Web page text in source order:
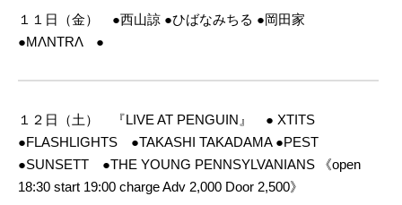
１１日（金） ●西山諒 ●ひばなみちる ●岡田家
●MΛNTRΛ ●
１２日（土） 『LIVE AT PENGUIN』 ● XTITS
●FLASHLIGHTS ●TAKASHI TAKADAMA●PEST
●SUNSETT ●THE YOUNG PENNSYLVANIANS 《open
18:30 start 19:00 charge Adv 2,000 Door 2,500》